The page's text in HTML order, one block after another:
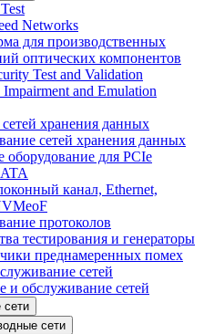
Networks
для производственных
оптических компонентов
Test and Validation
and Emulation
хранения данных
сетей хранения данных
оборудование для PCIe
канал, Ethernet,
протоколов
тестирования и генераторы
преднамеренных помех
сетей
и обслуживание сетей
сети
сети